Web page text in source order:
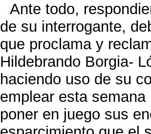
Ante todo,
de su interrogante,
que proclama y
Hildebrando Borgia-
haciendo uso de su
emplear esta
poner en juego sus